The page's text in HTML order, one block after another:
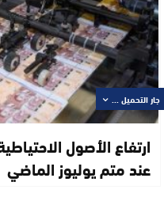
عند متم يوليوز الماضي
جار التحميل ...